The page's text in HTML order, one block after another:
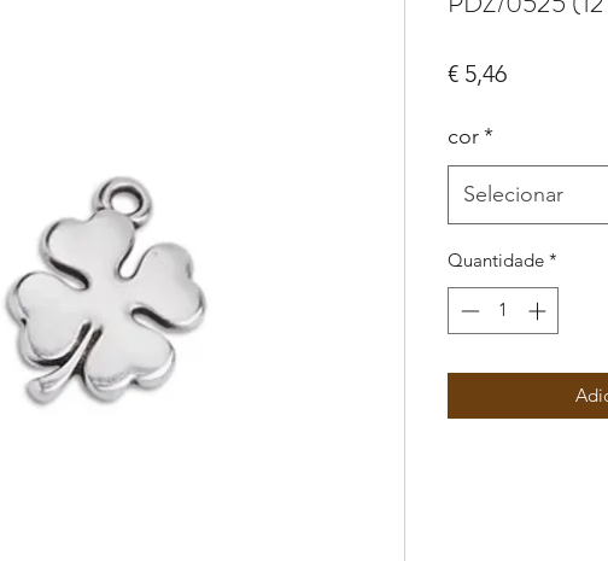
€ 5,46Preço
cor*
Selecionar
Quantidade *